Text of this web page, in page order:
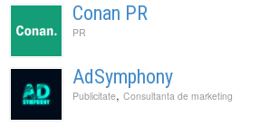
Conan PR
PR
AdSymphony
Publicitate, Consultanta de marketing